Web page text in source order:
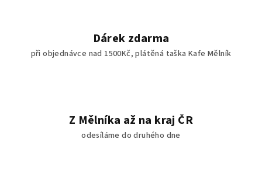
Dárek zdarma
při objednávce nad 1500Kč, plátěná taška Kafe Mělník
Z Mělníka až na kraj ČR
odesíláme do druhého dne